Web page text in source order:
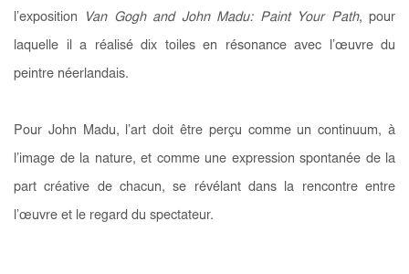
l’exposition Van Gogh and John Madu: Paint Your Path, pour
laquelle il a réalisé dix toiles en résonance avec l’œuvre du
peintre néerlandais.
Pour John Madu, l’art doit être perçu comme un continuum, à
l’image de la nature, et comme une expression spontanée de la
part créative de chacun, se révélant dans la rencontre entre
l’œuvre et le regard du spectateur.